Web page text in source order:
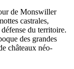
de Monswiller
castrales,
du territoire.
des grandes
châteaux néo-